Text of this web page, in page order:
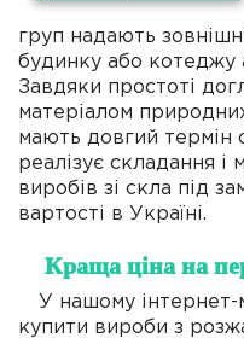
груп надають
будинку або котеджу
Завдяки простоті
матеріалом
мають довгий термін
реалізує складання
виробів зі скла під
вартості в Україні.
Краща ціна на
У нашому інтернет-
купити вироби з